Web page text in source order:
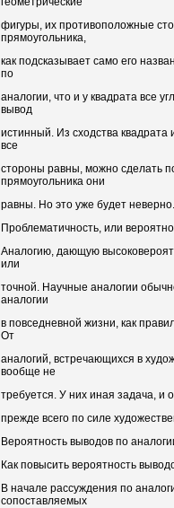
фигуры, их противоположные
прямоугольника,
как подсказывает само его
по
аналогии, что и у квадрата все
вывод
истинный. Из сходства квадрата
все
стороны равны, можно сделать
прямоугольника они
равны. Но это уже будет неверно.
Проблематичность, или
Аналогию, дающую
или
точной. Научные аналогии
аналогии
в повседневной жизни, как
От
аналогий, встречающихся в
вообще не
требуется. У них иная задача, и
прежде всего по силе
Вероятность выводов по
Как повысить вероятность
В начале рассуждения по
сопоставляемых